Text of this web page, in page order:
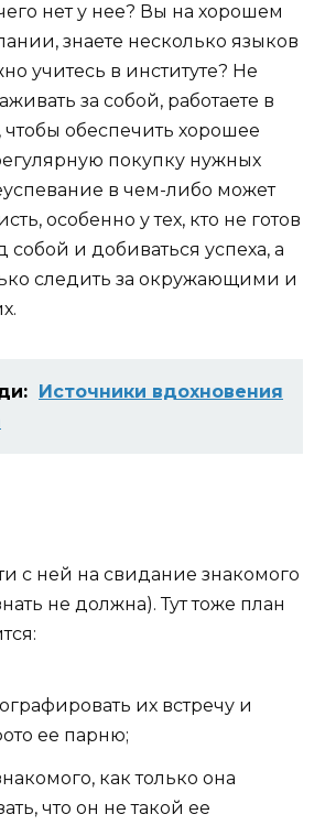
чего нет у нее? Вы на хорошем
знаете несколько языков
учитесь в институте? Не
за собой, работаете в
чтобы обеспечить хорошее
покупку нужных
в чем-либо может
особенно у тех, кто не готов
собой и добиваться успеха, а
следить за окружающими и
Источники вдохновения
с ней на свидание знакомого
не должна). Тут тоже план
их встречу и
ее парню;
как только она
что он не такой ее